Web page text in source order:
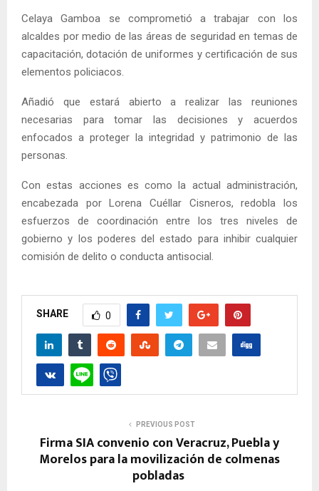
Celaya Gamboa se comprometió a trabajar con los
alcaldes por medio de las áreas de seguridad en temas de
capacitación, dotación de uniformes y certificación de sus
elementos policiacos.
Añadió que estará abierto a realizar las reuniones
necesarias para tomar las decisiones y acuerdos
enfocados a proteger la integridad y patrimonio de las
personas.
Con estas acciones es como la actual administración,
encabezada por Lorena Cuéllar Cisneros, redobla los
esfuerzos de coordinación entre los tres niveles de
gobierno y los poderes del estado para inhibir cualquier
comisión de delito o conducta antisocial.
SHARE 0
PREVIOUS POST
Firma SIA convenio con Veracruz, Puebla y
Morelos para la movilización de colmenas
pobladas